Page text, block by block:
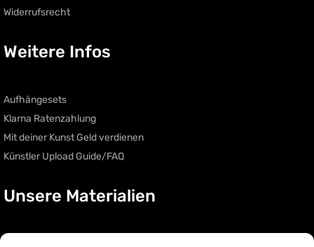
Widerrufsrecht
Weitere Infos
Aufhängesets
Klarna Ratenzahlung
Mit deiner Kunst Geld verdienen
Künstler Upload Guide/FAQ
Unsere Materialien